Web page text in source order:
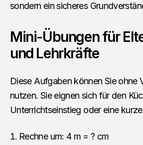
sondern ein sicheres
Mini-Übungen für
und Lehrkräfte
Diese Aufgaben können Sie ohne
nutzen. Sie eignen sich für den
Unterrichtseinstieg oder eine
Rechne um: 4 m = ? cm